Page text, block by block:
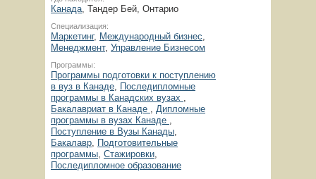
Канада, Тандер Бей, Онтарио
Специализация:
Маркетинг, Международный бизнес,
Менеджмент, Управление Бизнесом
Программы:
Программы подготовки к поступлению
в вуз в Канаде, Последипломные
программы в Канадских вузах ,
Бакалавриат в Канаде , Дипломные
программы в вузах Канаде ,
Поступление в Вузы Канады,
Бакалавр, Подготовительные
программы, Стажировки,
Последипломное образование